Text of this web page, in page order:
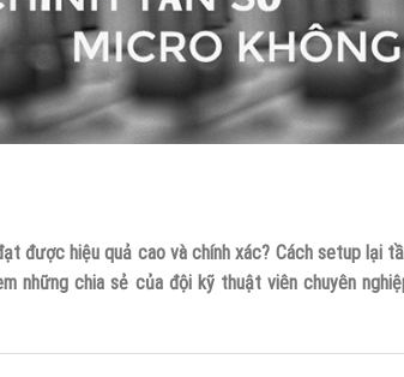
được hiệu quả cao và chính xác? Cách setup lại
những chia sẻ của đội kỹ thuật viên chuyên